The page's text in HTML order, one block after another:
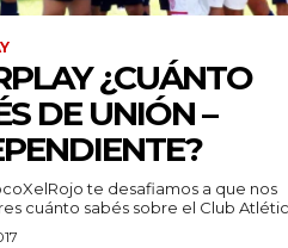
¿CUÁNTO
DE UNIÓN –
te desafiamos a que nos
cuánto sabés sobre el Club